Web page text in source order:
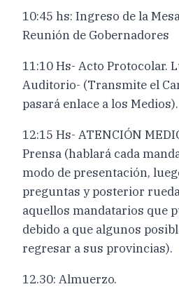
10:45 hs: Ingreso de la
Reunión de Gobernadores
11:10 Hs- Acto Protocolar.
Auditorio- (Transmite el
pasará enlace a los Medios).
12:15 Hs- ATENCIÓN
Prensa (hablará cada
modo de presentación,
preguntas y posterior
aquellos mandatarios que
debido a que algunos
regresar a sus provincias).
12.30: Almuerzo.